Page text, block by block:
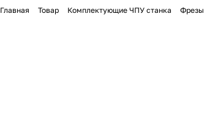
Главная Товар Комплектующие ЧПУ станка Фрезы